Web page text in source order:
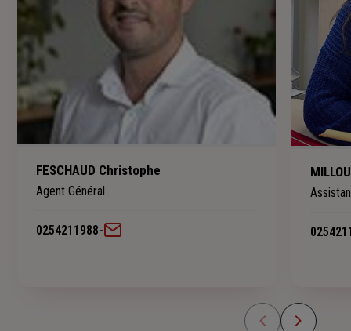
FESCHAUD Christophe
Agent Général
0254211988-